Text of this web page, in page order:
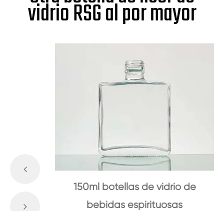
vidrio RSG al por mayor
150ml botellas de vidrio de
bebidas espirituosas